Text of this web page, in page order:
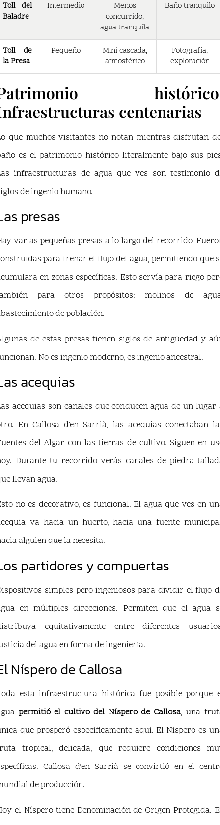
Toll del
Baladre
Intermedio
Menos
concurrido,
agua tranquila
Baño tranquilo
Toll de
la Presa
Pequeño
Mini cascada,
atmosférico
Fotografía,
exploración
centenarias
que muchos visitantes no notan mientras disfrutan
es el patrimonio histórico literalmente bajo sus
infraestructuras de agua que ves son testimonio
de ingenio humano.
presas
varias pequeñas presas a lo largo del recorrido.
para frenar el flujo del agua, permitiendo que
en zonas específicas. Esto servía para riego
para otros propósitos: molinos de
de población.
de estas presas tienen siglos de antigüedad y
No es ingenio moderno, es ingenio ancestral.
acequias
acequias son canales que conducen agua de un lugar
En Callosa d’en Sarrià, las acequias conectaban
del Algar con las tierras de cultivo. Siguen en
Durante tu recorrido verás canales de piedra
llevan agua.
no es decorativo, es funcional. El agua que ves en
va hacia un huerto, hacia una fuente
alguien que la necesita.
partidores y compuertas
simples pero ingeniosos para dividir el flujo
en múltiples direcciones. Permiten que el agua
equitativamente entre diferentes
del agua en forma de ingeniería.
Níspero de Callosa
esta infraestructura histórica fue posible porque
permitió el cultivo del Níspero de Callosa, una
que prosperó específicamente aquí. El Níspero es
tropical, delicada, que requiere condiciones
Callosa d’en Sarrià se convirtió en el
de producción.
el Níspero tiene Denominación de Origen Protegida.